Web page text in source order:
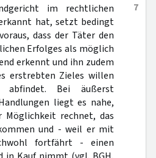
7
im rechtlichen
hat, setzt bedingt
dass der Täter den
Erfolges als möglich
erkennt und ihn zudem
erstrebten Zieles willen
Bei äußerst
liegt es nahe,
rechnet, das
und - weil er mit
fortfährt - einen